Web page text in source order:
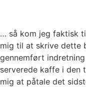
… så kom jeg faktisk
mig til at skrive dette
gennemført
serverede kaffe i den
mig at påtale det